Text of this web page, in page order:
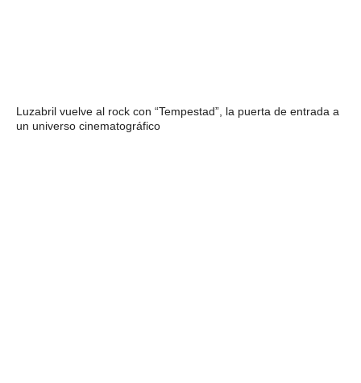
Luzabril vuelve al rock con “Tempestad”, la puerta de entrada a
un universo cinematográfico